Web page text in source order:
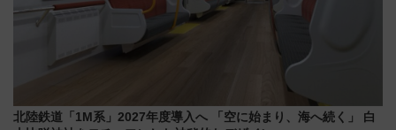
北陸鉄道「1M系」2027年度導入へ 「空に始まり、海へ続く」 白